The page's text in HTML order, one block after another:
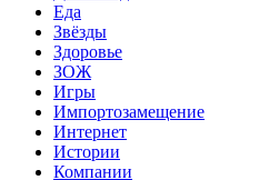
Еда
Звёзды
Здоровье
ЗОЖ
Игры
Импортозамещение
Интернет
Истории
Компании